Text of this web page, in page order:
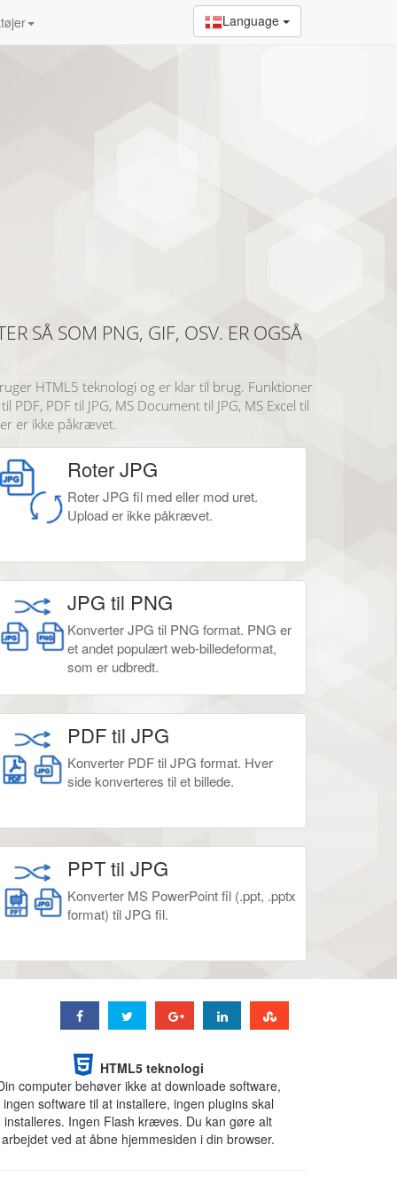
Language
SÅ SOM PNG, GIF, OSV. ER OGSÅ
HTML5 teknologi og er klar til brug. Funktioner
PDF til JPG, MS Document til JPG, MS Excel til
er ikke påkrævet.
Roter JPG
Roter JPG fil med eller mod uret.
Upload er ikke påkrævet.
JPG til PNG
Konverter JPG til PNG format. PNG er
et andet populært web-billedeformat,
som er udbredt.
PDF til JPG
Konverter PDF til JPG format. Hver
side konverteres til et billede.
PPT til JPG
Konverter MS PowerPoint fil (.ppt, .pptx
format) til JPG fil.
HTML5 teknologi
computer behøver ikke at downloade software,
ingen software til at installere, ingen plugins skal
installeres. Ingen Flash kræves. Du kan gøre alt
arbejdet ved at åbne hjemmesiden i din browser.